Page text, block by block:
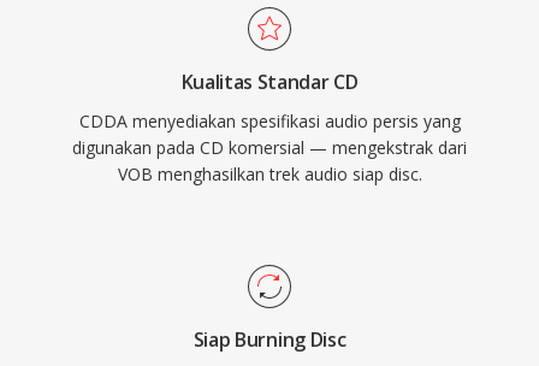
Kualitas Standar CD
CDDA menyediakan spesifikasi audio persis yang
digunakan pada CD komersial — mengekstrak dari
VOB menghasilkan trek audio siap disc.
Siap Burning Disc